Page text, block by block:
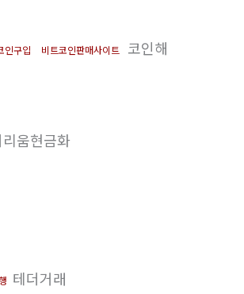
인구입 비트코인판매사이트
코인해
움현금화
테더거래